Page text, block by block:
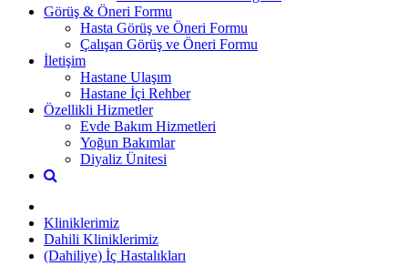
Görüş & Öneri Formu
Hasta Görüş ve Öneri Formu
Çalışan Görüş ve Öneri Formu
İletişim
Hastane Ulaşım
Hastane İçi Rehber
Özellikli Hizmetler
Evde Bakım Hizmetleri
Yoğun Bakımlar
Diyaliz Ünitesi
Kliniklerimiz
Dahili Kliniklerimiz
(Dahiliye) İç Hastalıkları